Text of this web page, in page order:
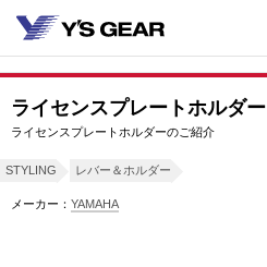
ライセンスプレートホルダー
ライセンスプレートホルダーのご紹介
STYLING レバー＆ホルダー
メーカー： YAMAHA